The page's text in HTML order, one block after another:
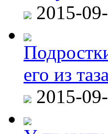
2015-
его из таза
2015-